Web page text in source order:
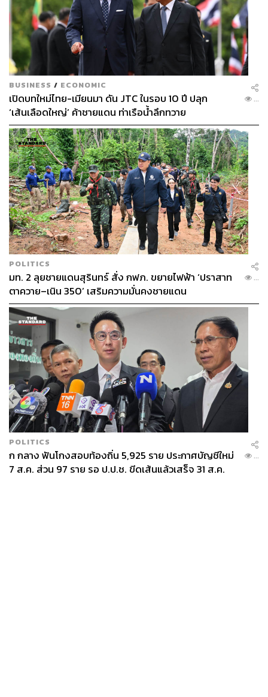
BUSINESS / ECONOMIC
เปิดบทใหม่ไทย-เมียนมา ดัน JTC ในรอบ 10 ปี ปลุก
‘เส้นเลือดใหญ่’ ค้าชายแดน ท่าเรือน้ำลึกทวาย
...
POLITICS
มท. 2 ลุยชายแดนสุรินทร์ สั่ง กฟภ. ขยายไฟฟ้า ‘ปราสาท
ตาควาย–เนิน 350’ เสริมความมั่นคงชายแดน
...
POLITICS
ก กลาง ฟันโกงสอบท้องถิ่น 5,925 ราย ประกาศบัญชีใหม่
7 ส.ค. ส่วน 97 ราย รอ ป.ป.ช. ขีดเส้นแล้วเสร็จ 31 ส.ค.
...